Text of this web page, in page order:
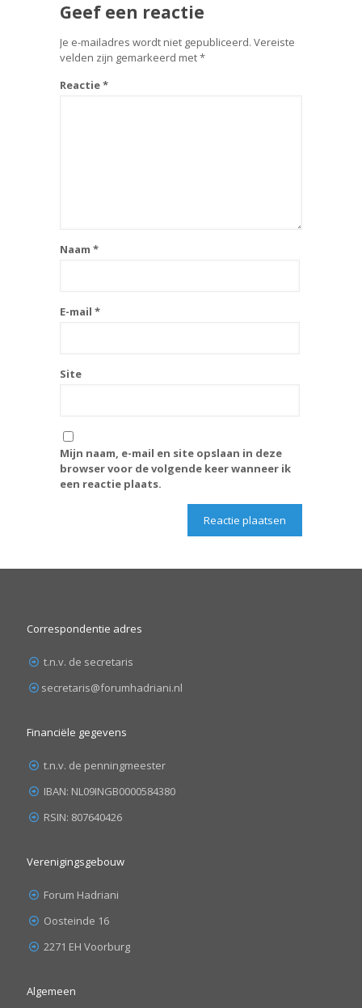
Geef een reactie
Je e-mailadres wordt niet gepubliceerd. Vereiste
velden zijn gemarkeerd met*
Reactie*
Naam *
E-mail *
Site
Mijn naam, e-mail en site opslaan in deze
browser voor de volgende keer wanneer ik
een reactie plaats.
Correspondentie adres
t.n.v. de secretaris
secretaris@forumhadriani.nl
Financiële gegevens
t.n.v. de penningmeester
IBAN: NL09INGB0000584380
RSIN: 807640426
Verenigingsgebouw
Forum Hadriani
Oosteinde 16
2271 EH Voorburg
Algemeen